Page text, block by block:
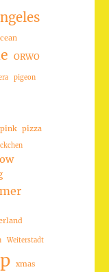
ORWO
pigeon
pink pizza
Weiterstadt
xmas